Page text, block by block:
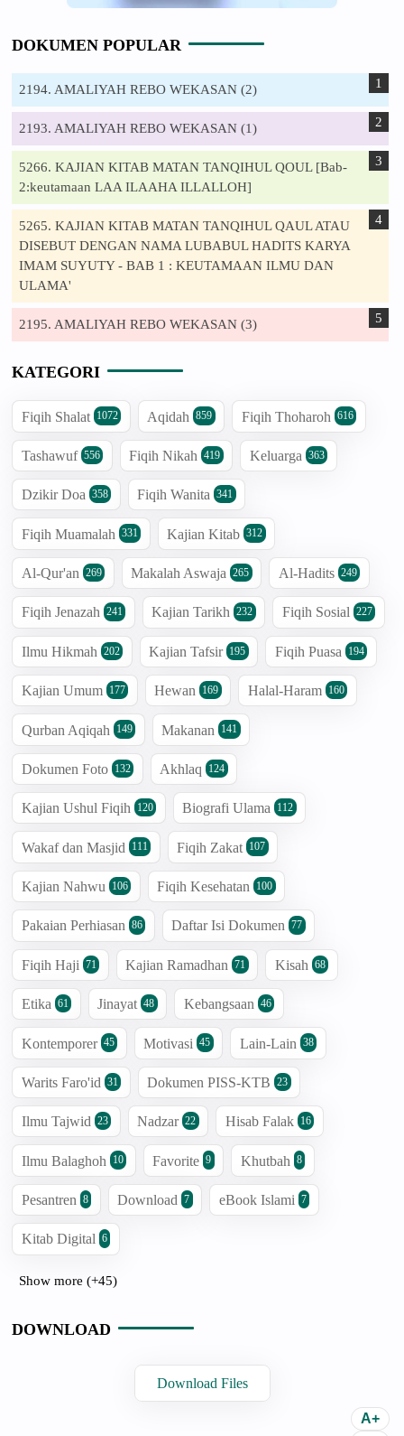
DOKUMEN POPULAR
2194. AMALIYAH REBO WEKASAN (2)
2193. AMALIYAH REBO WEKASAN (1)
5266. KAJIAN KITAB MATAN TANQIHUL QOUL [Bab-
2:keutamaan LAA ILAAHA ILLALLOH]
5265. KAJIAN KITAB MATAN TANQIHUL QAUL ATAU
DISEBUT DENGAN NAMA LUBABUL HADITS KARYA
IMAM SUYUTY - BAB 1 : KEUTAMAAN ILMU DAN
ULAMA'
2195. AMALIYAH REBO WEKASAN (3)
KATEGORI
Fiqih Shalat 1072 Aqidah 859 Fiqih Thoharoh 616
Tashawuf 556 Fiqih Nikah 419 Keluarga 363
Dzikir Doa 358 Fiqih Wanita 341
Fiqih Muamalah 331 Kajian Kitab 312
Al-Qur'an 269 Makalah Aswaja 265 Al-Hadits 249
Fiqih Jenazah 241 Kajian Tarikh 232 Fiqih Sosial 227
Ilmu Hikmah 202 Kajian Tafsir 195 Fiqih Puasa 194
Kajian Umum 177 Hewan 169 Halal-Haram 160
Qurban Aqiqah 149 Makanan 141
Dokumen Foto 132 Akhlaq 124
Kajian Ushul Fiqih 120 Biografi Ulama 112
Wakaf dan Masjid 111 Fiqih Zakat 107
Kajian Nahwu 106 Fiqih Kesehatan 100
Pakaian Perhiasan 86 Daftar Isi Dokumen 77
Fiqih Haji 71 Kajian Ramadhan 71 Kisah 68
Etika 61 Jinayat 48 Kebangsaan 46
Kontemporer 45 Motivasi 45 Lain-Lain 38
Warits Faro'id 31 Dokumen PISS-KTB 23
Ilmu Tajwid 23 Nadzar 22 Hisab Falak 16
Ilmu Balaghoh 10 Favorite 9 Khutbah 8
Pesantren 8 Download 7 eBook Islami 7
Kitab Digital 6
Show more (+45)
DOWNLOAD
Download Files